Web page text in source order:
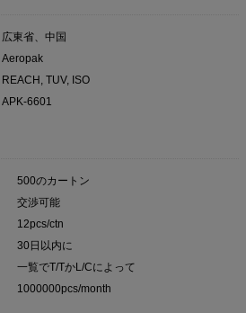
広東省、中国
Aeropak
REACH, TUV, ISO
APK-6601
500のカートン
交渉可能
12pcs/ctn
30日以内に
一覧でT/TかL/Cによって
1000000pcs/month